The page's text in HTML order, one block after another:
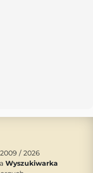
/ 2026
Wyszukiwarka